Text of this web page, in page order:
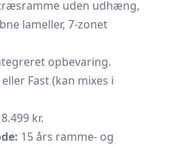
uden udhæng,
lameller, 7-zonet
opbevaring.
Fast (kan mixes i
kr.
15 års ramme- og